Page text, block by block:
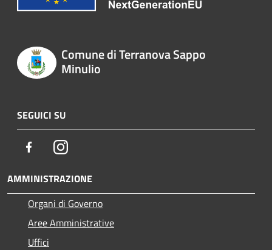
Comune di Terranova Sappo
Minulio
SEGUICI SU
FacebookInstagram
AMMINISTRAZIONE
Organi di Governo
Aree Amministrative
Uffici